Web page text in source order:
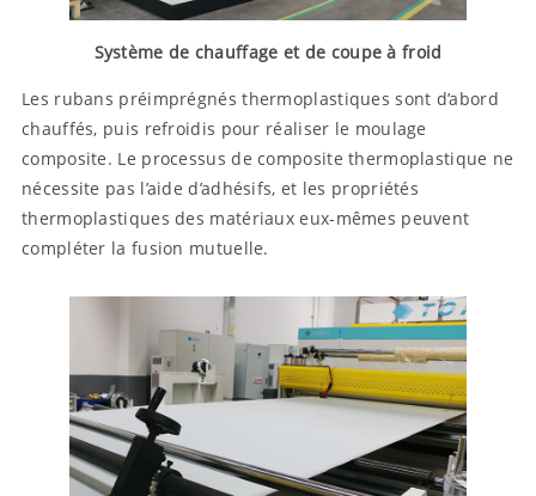
Système de chauffage et de coupe à froid
Les rubans préimprégnés thermoplastiques sont d’abord
chauffés, puis refroidis pour réaliser le moulage
composite. Le processus de composite thermoplastique ne
nécessite pas l’aide d’adhésifs, et les propriétés
thermoplastiques des matériaux eux-mêmes peuvent
compléter la fusion mutuelle.